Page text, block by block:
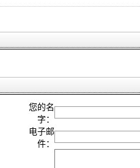
您的名
字：
电子邮
件：